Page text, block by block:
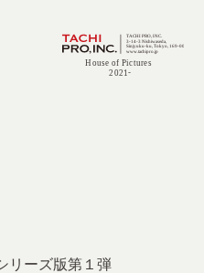
リーズ版第１弾